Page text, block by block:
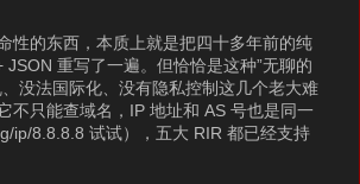
性的东西，本质上就是把四十多年前的纯
JSON 重写了一遍。但恰恰是这种”无聊的
没法国际化、没有隐私控制这几个老大难
不只能查域名，IP 地址和 AS 号也是同一
ip/8.8.8.8 试试），五大 RIR 都已经支持